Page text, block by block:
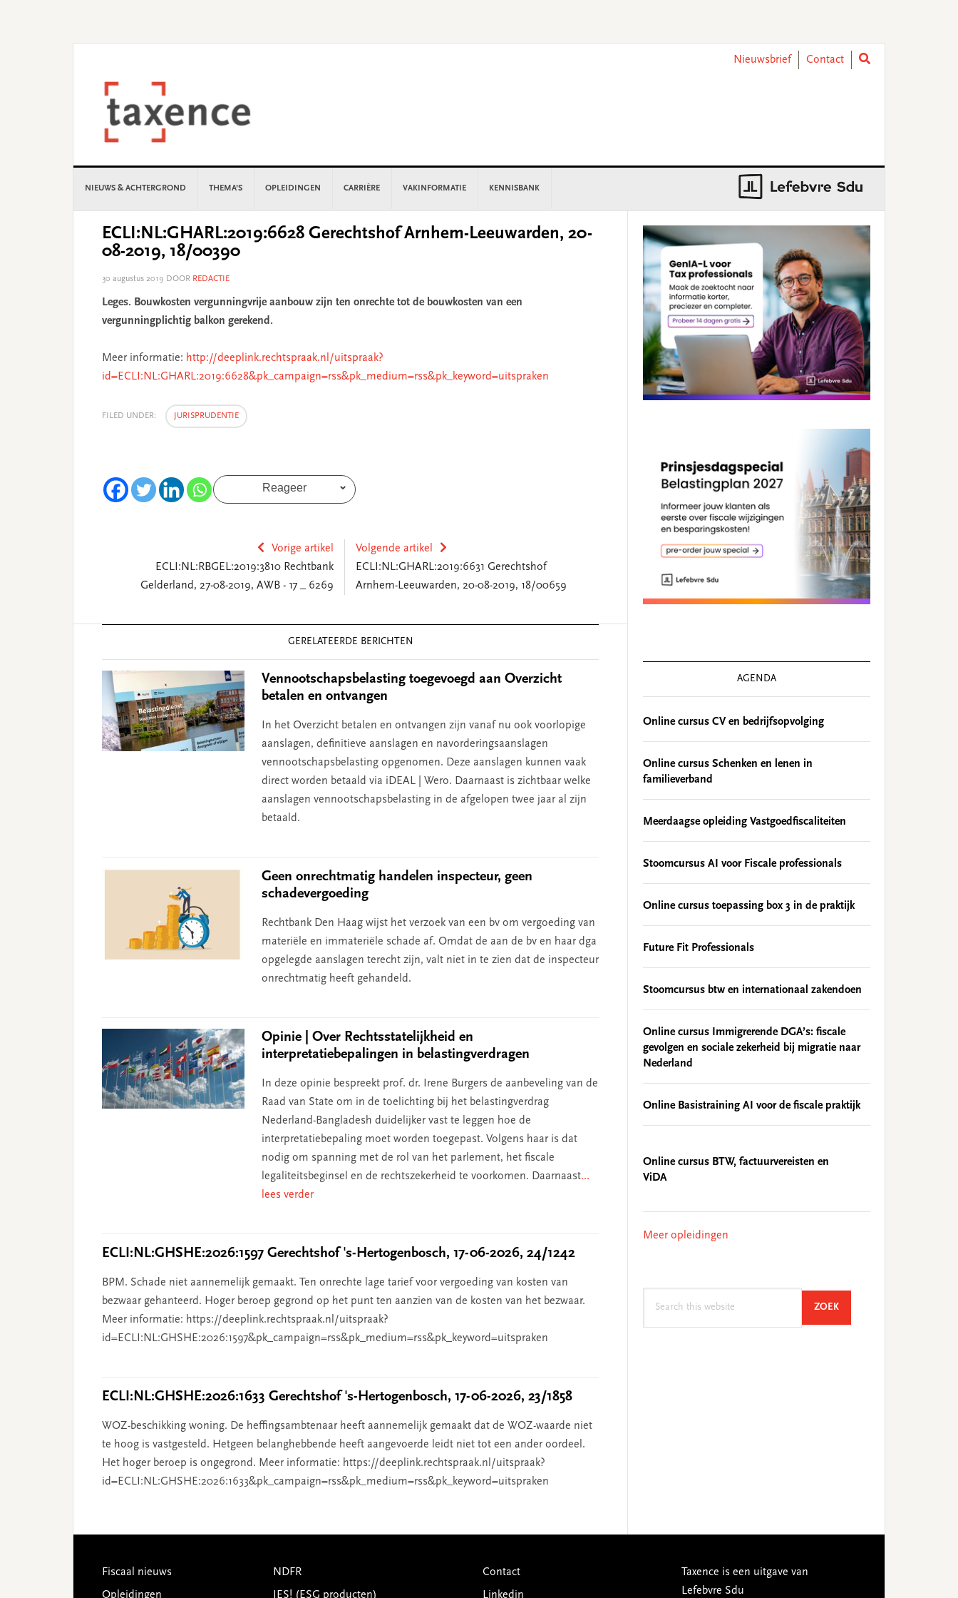
Nieuwsbrief
Contact
NIEUWS & ACHTERGROND THEMA’S OPLEIDINGEN CARRIÈRE VAKINFORMATIE KENNISBANK
ECLI:NL:GHARL:2019:6628 Gerechtshof Arnhem-Leeuwarden, 20-
08-2019, 18/00390
30 augustus 2019 DOOR REDACTIE
Leges. Bouwkosten vergunningvrije aanbouw zijn ten onrechte tot de bouwkosten van een
vergunningplichtig balkon gerekend.
Meer informatie: http://deeplink.rechtspraak.nl/uitspraak?
id=ECLI:NL:GHARL:2019:6628&pk_campaign=rss&pk_medium=rss&pk_keyword=uitspraken
FILED UNDER: JURISPRUDENTIE
Reageer
Vorige artikel
ECLI:NL:RBGEL:2019:3810 Rechtbank
Gelderland, 27-08-2019, AWB - 17 _ 6269
Volgende artikel
ECLI:NL:GHARL:2019:6631 Gerechtshof
Arnhem-Leeuwarden, 20-08-2019, 18/00659
GERELATEERDE BERICHTEN
Vennootschapsbelasting toegevoegd aan Overzicht
betalen en ontvangen
In het Overzicht betalen en ontvangen zijn vanaf nu ook voorlopige
aanslagen, definitieve aanslagen en navorderingsaanslagen
vennootschapsbelasting opgenomen. Deze aanslagen kunnen vaak
direct worden betaald via iDEAL | Wero. Daarnaast is zichtbaar welke
aanslagen vennootschapsbelasting in de afgelopen twee jaar al zijn
betaald.
Geen onrechtmatig handelen inspecteur, geen
schadevergoeding
Rechtbank Den Haag wijst het verzoek van een bv om vergoeding van
materiële en immateriële schade af. Omdat de aan de bv en haar dga
opgelegde aanslagen terecht zijn, valt niet in te zien dat de inspecteur
onrechtmatig heeft gehandeld.
Opinie | Over Rechtsstatelijkheid en
interpretatiebepalingen in belastingverdragen
In deze opinie bespreekt prof. dr. Irene Burgers de aanbeveling van de
Raad van State om in de toelichting bij het belastingverdrag
Nederland-Bangladesh duidelijker vast te leggen hoe de
interpretatiebepaling moet worden toegepast. Volgens haar is dat
nodig om spanning met de rol van het parlement, het fiscale
legaliteitsbeginsel en de rechtszekerheid te voorkomen. Daarnaast...
lees verder
ECLI:NL:GHSHE:2026:1597 Gerechtshof 's-Hertogenbosch, 17-06-2026, 24/1242
BPM. Schade niet aannemelijk gemaakt. Ten onrechte lage tarief voor vergoeding van kosten van
bezwaar gehanteerd. Hoger beroep gegrond op het punt ten aanzien van de kosten van het bezwaar.
Meer informatie: https://deeplink.rechtspraak.nl/uitspraak?
id=ECLI:NL:GHSHE:2026:1597&pk_campaign=rss&pk_medium=rss&pk_keyword=uitspraken
ECLI:NL:GHSHE:2026:1633 Gerechtshof 's-Hertogenbosch, 17-06-2026, 23/1858
WOZ-beschikking woning. De heffingsambtenaar heeft aannemelijk gemaakt dat de WOZ-waarde niet
te hoog is vastgesteld. Hetgeen belanghebbende heeft aangevoerde leidt niet tot een ander oordeel.
Het hoger beroep is ongegrond. Meer informatie: https://deeplink.rechtspraak.nl/uitspraak?
id=ECLI:NL:GHSHE:2026:1633&pk_campaign=rss&pk_medium=rss&pk_keyword=uitspraken
Sidebar
AGENDA
Online cursus CV en bedrijfsopvolging
Online cursus Schenken en lenen in
familieverband
Meerdaagse opleiding Vastgoedfiscaliteiten
Stoomcursus AI voor Fiscale professionals
Online cursus toepassing box 3 in de praktijk
Future Fit Professionals
Stoomcursus btw en internationaal zakendoen
Online cursus Immigrerende DGA’s: fiscale
gevolgen en sociale zekerheid bij migratie naar
Nederland
Online Basistraining AI voor de fiscale praktijk
Online cursus BTW, factuurvereisten en
ViDA
Meer opleidingen
ZOEKSEARCH
Footer
Fiscaal nieuws
Opleidingen
NDFR
JES! (ESG producten)
Contact
Linkedin
Taxence is een uitgave van
Lefebvre Sdu